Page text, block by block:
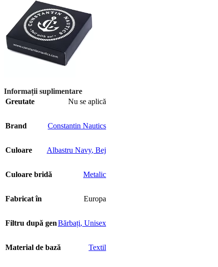
Informații suplimentare
Greutate
Nu se aplică
Brand Constantin Nautics
Culoare Albastru Navy, Bej
Culoare bridă Metalic
Fabricat în Europa
Filtru după genBărbați, Unisex
Material de bază Textil